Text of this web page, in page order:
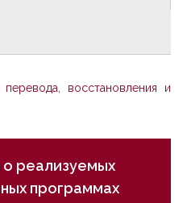
восстановления и
реализуемых
программах